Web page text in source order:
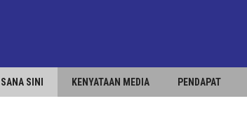
SANA SINI KENYATAAN MEDIA PENDAPAT